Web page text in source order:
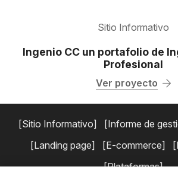
Sitio Informativo
Ingenio CC un portafolio de
Profesional
Ver proyecto
Sitio Informativo Informe de
Landing page
E-commerce
Plataformas